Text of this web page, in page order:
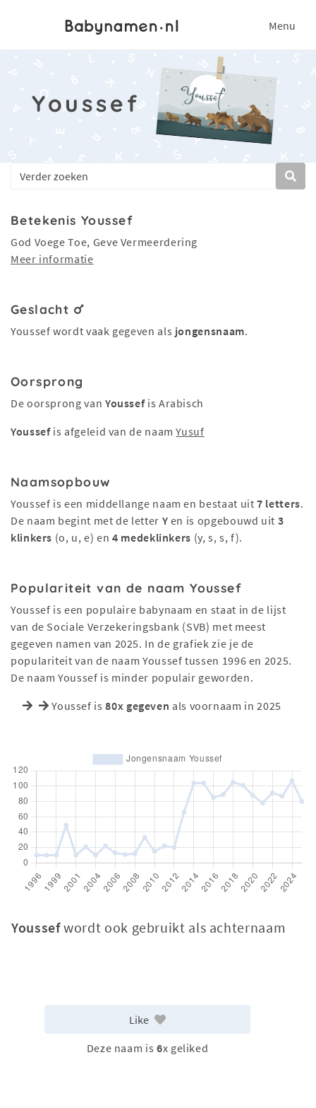
Menu
Youssef
Betekenis Youssef
God Voege Toe, Geve Vermeerdering
Meer informatie
Geslacht
Youssef wordt vaak gegeven als jongensnaam.
Oorsprong
De oorsprong van Youssefis Arabisch
Youssefis afgeleid van de naamYusuf
Naamsopbouw
Youssef is een middellange naam en bestaat uit7 letters.
De naam begint met de letter Y en is opgebouwd uit 3
klinkers (o, u, e) en4 medeklinkers (y, s, s, f).
Populariteit van de naam Youssef
Youssef is een populaire babynaam en staat in de lijst
van de Sociale Verzekeringsbank (SVB) met meest
gegeven namen van 2025. In de grafiek zie je de
populariteit van de naam Youssef tussen 1996 en 2025.
De naam Youssef is minder populair geworden.
Youssef is80x gegeven als voornaam in 2025
Youssefwordt ook gebruikt als achternaam
Like
Deze naam is 6x geliked